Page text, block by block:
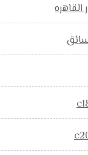
القاهره
سائق